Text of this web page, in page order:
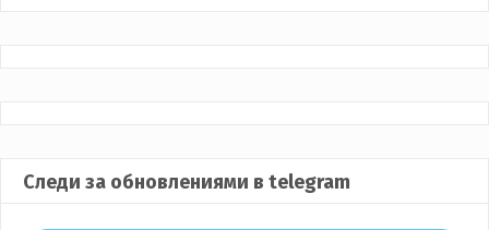
Следи за обновлениями в telegram